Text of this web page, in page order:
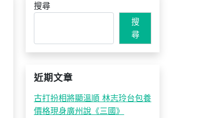
搜尋
搜
尋
近期文章
古打扮相將顯溫順 林志玲台包養
價格現身廣州說《三國》